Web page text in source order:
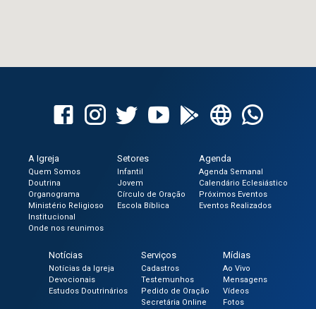
A Igreja
Quem Somos
Doutrina
Organograma
Ministério Religioso
Institucional
Onde nos reunimos
Setores
Infantil
Jovem
Círculo de Oração
Escola Bíblica
Agenda
Agenda Semanal
Calendário Eclesiástico
Próximos Eventos
Eventos Realizados
Notícias
Notícias da Igreja
Devocionais
Estudos Doutrinários
Serviços
Cadastros
Testemunhos
Pedido de Oração
Secretária Online
Mídias
Ao Vivo
Mensagens
Vídeos
Fotos